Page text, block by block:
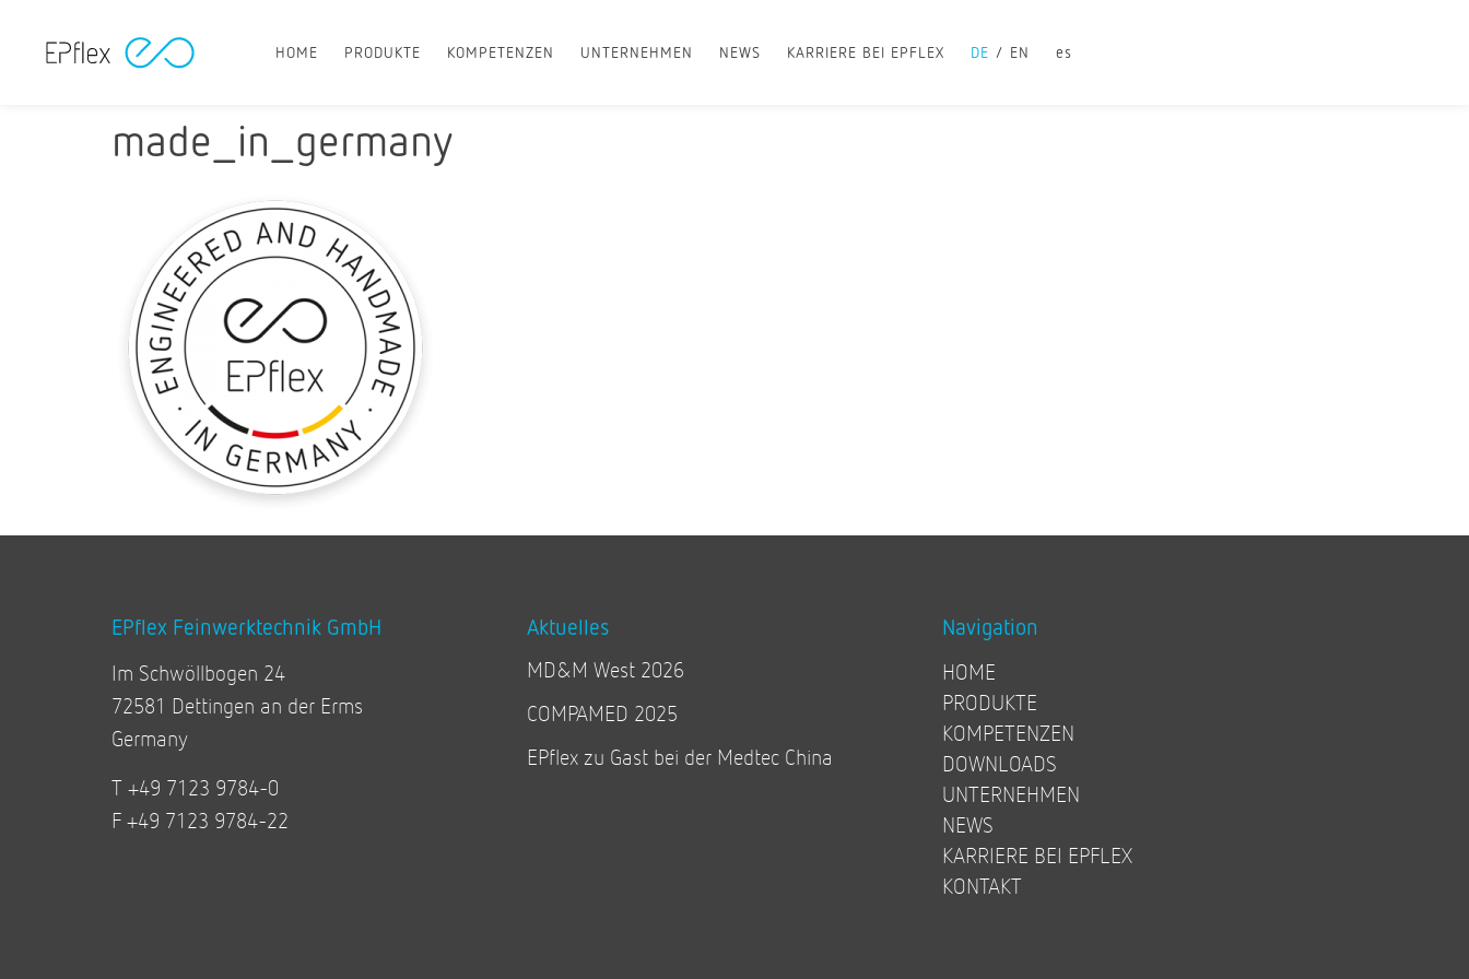
HOME PRODUKTE KOMPETENZEN UNTERNEHMEN NEWS KARRIERE BEI EPFLEX DE EN es
made_in_germany
EPflex Feinwerktechnik GmbH
Im Schwöllbogen 24
72581 Dettingen an der Erms
Germany
T +49 7123 9784-0
F +49 7123 9784-22
Aktuelles
MD&M West 2026
COMPAMED 2025
EPflex zu Gast bei der Medtec China
Navigation
HOME
PRODUKTE
KOMPETENZEN
DOWNLOADS
UNTERNEHMEN
NEWS
KARRIERE BEI EPFLEX
KONTAKT